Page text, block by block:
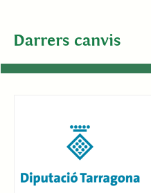
Darrers canvis